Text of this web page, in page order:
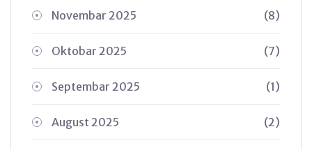
Novembar 2025 (8)
Oktobar 2025 (7)
Septembar 2025 (1)
August 2025 (2)